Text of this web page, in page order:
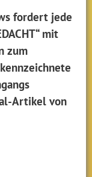
fordert jede
mit
zum
Artikel von